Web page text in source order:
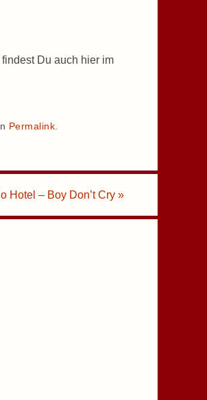
Du auch hier im
Permalink
Hotel – Boy Don’t Cry »